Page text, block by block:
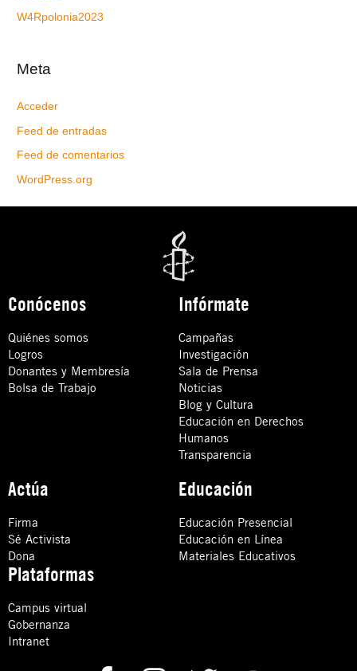
W4Rpolonia2023
Meta
Acceder
Feed de entradas
Feed de comentarios
WordPress.org
Conócenos
Quiénes somos
Logros
Donantes y Membresía
Bolsa de Trabajo
Infórmate
Campañas
Investigación
Sala de Prensa
Noticias
Blog y Cultura
Educación en Derechos
Humanos
Transparencia
Actúa
Firma
Sé Activista
Dona
Educación
Educación Presencial
Educación en Línea
Materiales Educativos
Plataformas
Campus virtual
Gobernanza
Intranet